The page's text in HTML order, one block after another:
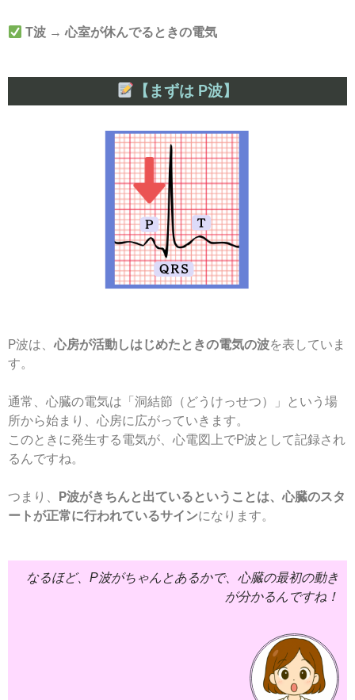
T波 → 心室が休んでるときの電気
【まずは P波】
P波は、心房が活動しはじめたときの電気の波を表していま
す。
通常、心臓の電気は「洞結節（どうけっせつ）」という場
所から始まり、心房に広がっていきます。
このときに発生する電気が、心電図上でP波として記録され
るんですね。
つまり、 P波がきちんと出ているということは、心臓のスタ
ートが正常に行われているサインになります。
なるほど、P波がちゃんとあるかで、心臓の最初の動き
が分かるんですね！